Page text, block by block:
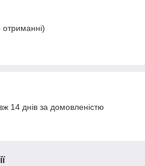
14 днів за домовленістю